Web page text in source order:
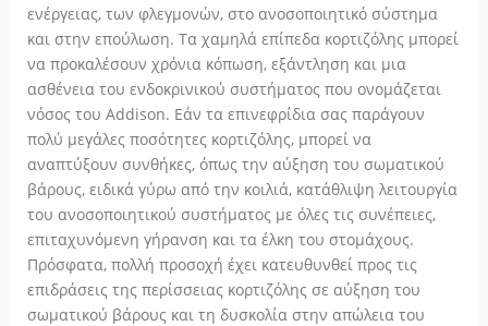
ενέργειας, των φλεγμονών, στο ανοσοποιητικό σύστημα
και στην επούλωση. Τα χαμηλά επίπεδα κορτιζόλης μπορεί
να προκαλέσουν χρόνια κόπωση, εξάντληση και μια
ασθένεια του ενδοκρινικού συστήματος που ονομάζεται
νόσος του Addison. Εάν τα επινεφρίδια σας παράγουν
πολύ μεγάλες ποσότητες κορτιζόλης, μπορεί να
αναπτύξουν συνθήκες, όπως την αύξηση του σωματικού
βάρους, ειδικά γύρω από την κοιλιά, κατάθλιψη λειτουργία
του ανοσοποιητικού συστήματος με όλες τις συνέπειες,
επιταχυνόμενη γήρανση και τα έλκη του στομάχους.
Πρόσφατα, πολλή προσοχή έχει κατευθυνθεί προς τις
επιδράσεις της περίσσειας κορτιζόλης σε αύξηση του
σωματικού βάρους και τη δυσκολία στην απώλεια του